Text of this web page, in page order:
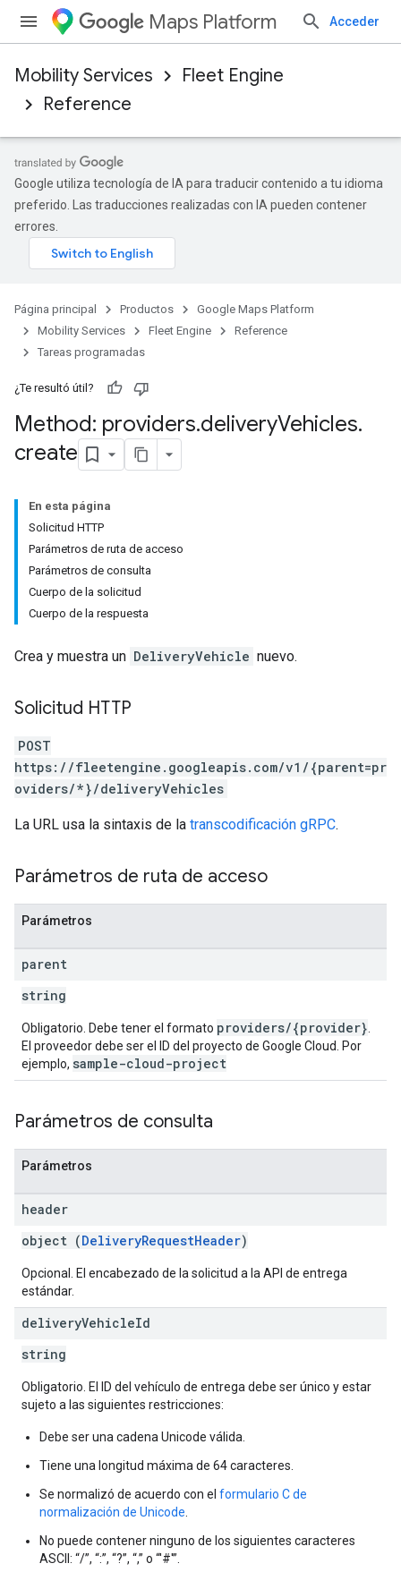
Maps Platform Acceder
Mobility Services
Fleet Engine
Reference
Google utiliza tecnología de IA para traducir contenido a tu idioma
preferido. Las traducciones realizadas con IA pueden contener
errores.
Página principal Productos
Google Maps Platform
Mobility Services
Fleet Engine
Reference
Tareas programadas
¿Te resultó útil?
Method: providers.deliveryVehicles.
create
En esta página
Solicitud HTTP
Parámetros de ruta de acceso
Parámetros de consulta
Cuerpo de la solicitud
Cuerpo de la respuesta
Crea y muestra un DeliveryVehicle nuevo.
Solicitud HTTP
POST
https://fleetengine.googleapis.com/v1/{parent=pr
oviders/*}/deliveryVehicles
La URL usa la sintaxis de la transcodificación gRPC.
Parámetros de ruta de acceso
Parámetros
parent
string
Obligatorio. Debe tener el formato providers/{provider}
El proveedor debe ser el ID del proyecto de Google Cloud. Por
ejemplo, sample-cloud-project
Parámetros de consulta
Parámetros
header
object (DeliveryRequestHeader)
Opcional. El encabezado de la solicitud a la API de entrega
estándar.
deliveryVehicleId
string
Obligatorio. El ID del vehículo de entrega debe ser único y estar
sujeto a las siguientes restricciones:
Debe ser una cadena Unicode válida.
Tiene una longitud máxima de 64 caracteres.
Se normalizó de acuerdo con el formulario C de
normalización de Unicode
No puede contener ninguno de los siguientes caracteres
ASCII: “/”, “:”, “?”, “,” o “'#'”.